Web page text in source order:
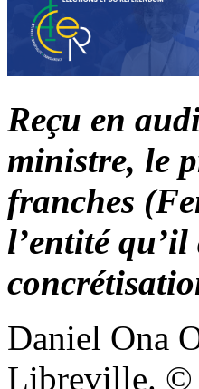
Reçu en
ministre, le
franches
l’entité
Daniel Ona
Libreville. ©